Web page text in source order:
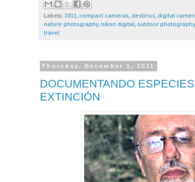
Labels: 2011, compact cameras, destinos, digital
nature photography, nikon digital, outdoor photography
travel
Thursday, December 1, 2011
DOCUMENTANDO
EXTINCIÓN